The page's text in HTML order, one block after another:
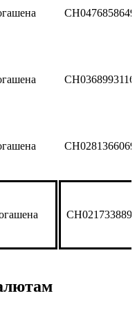
CH0476858649
CH0368993116
CH0281366069
CH0217338893